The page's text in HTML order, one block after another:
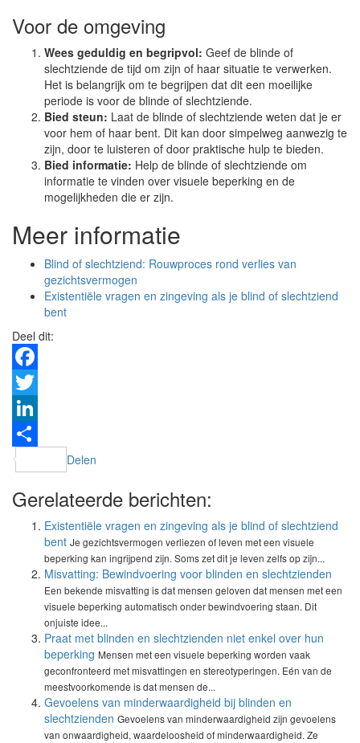
Voor de omgeving
Wees geduldig en begripvol: Geef de blinde of
slechtziende de tijd om zijn of haar situatie te verwerken.
Het is belangrijk om te begrijpen dat dit een moeilijke
periode is voor de blinde of slechtziende.
Bied steun: Laat de blinde of slechtziende weten dat je er
voor hem of haar bent. Dit kan door simpelweg aanwezig te
zijn, door te luisteren of door praktische hulp te bieden.
Bied informatie: Help de blinde of slechtziende om
informatie te vinden over visuele beperking en de
mogelijkheden die er zijn.
Meer informatie
Blind of slechtziend: Rouwproces rond verlies van
gezichtsvermogen
Existentiële vragen en zingeving als je blind of slechtziend
bent
Deel dit:
Facebook
Twitter
LinkedIn
Delen
Gerelateerde berichten:
Existentiële vragen en zingeving als je blind of slechtziend
bent Je gezichtsvermogen verliezen of leven met een visuele
beperking kan ingrijpend zijn. Soms zet dit je leven zelfs op zijn...
Misvatting: Bewindvoering voor blinden en slechtzienden
Een bekende misvatting is dat mensen geloven dat mensen met een
visuele beperking automatisch onder bewindvoering staan. Dit
onjuiste idee...
Praat met blinden en slechtzienden niet enkel over hun
beperking Mensen met een visuele beperking worden vaak
geconfronteerd met misvattingen en stereotyperingen. Eén van de
meestvoorkomende is dat mensen de...
Gevoelens van minderwaardigheid bij blinden en
slechtzienden Gevoelens van minderwaardigheid zijn gevoelens
van onwaardigheid, waardeloosheid of minderwaardigheid. Ze